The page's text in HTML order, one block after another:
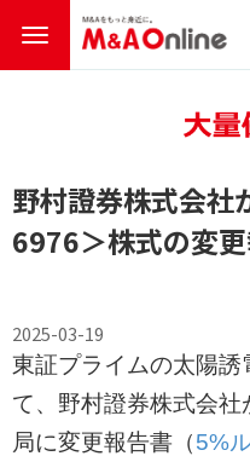
野村證券株式会社
6976＞株式の変
2025-03-19
東証プライムの太陽誘
て、野村證券株式会
局に変更報告書（5%